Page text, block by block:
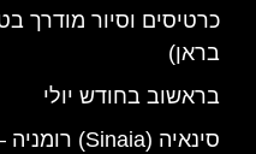
כרטיסים וסיור מודרך
בראן)
בראשוב בחודש יולי
סינאיה (Sinaia) רומניה – מדריך למטיילים